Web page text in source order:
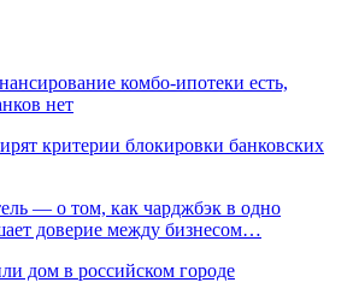
комбо-ипотеки есть,
нет
критерии блокировки банковских
— о том, как чарджбэк в одно
доверие между бизнесом…
дом в российском городе